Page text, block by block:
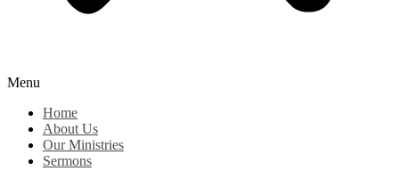
Menu
Home
About Us
Our Ministries
Sermons